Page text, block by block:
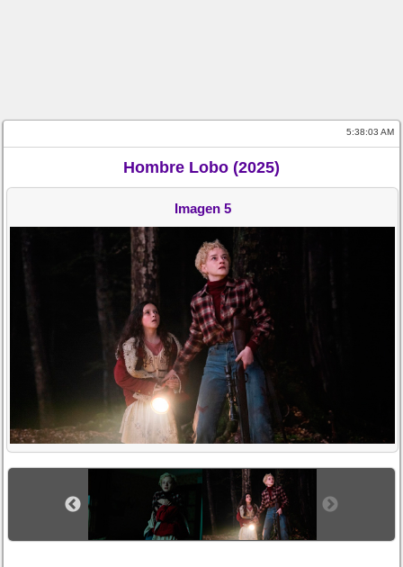
5:38:03 AM
Hombre Lobo (2025)
Imagen 5